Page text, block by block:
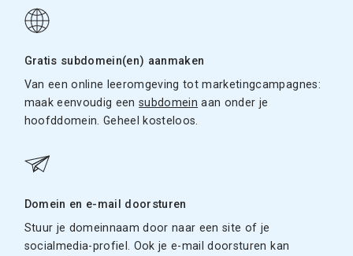
Gratis subdomein(en) aanmaken
Van een online leeromgeving tot marketingcampagnes:
maak eenvoudig eensubdomein aan onder je
hoofddomein. Geheel kosteloos.
Domein en e-mail doorsturen
Stuur je domeinnaam door naar een site of je
socialmedia-profiel. Ook je e-mail doorsturen kan